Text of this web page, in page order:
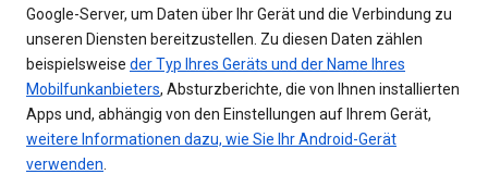
Google-Server, um Daten über Ihr Gerät und die Verbindung zu
unseren Diensten bereitzustellen. Zu diesen Daten zählen
beispielsweise der Typ Ihres Geräts und der Name Ihres
Mobilfunkanbieters, Absturzberichte, die von Ihnen installierten
Apps und, abhängig von den Einstellungen auf Ihrem Gerät,
weitere Informationen dazu, wie Sie Ihr Android-Gerät
verwenden.